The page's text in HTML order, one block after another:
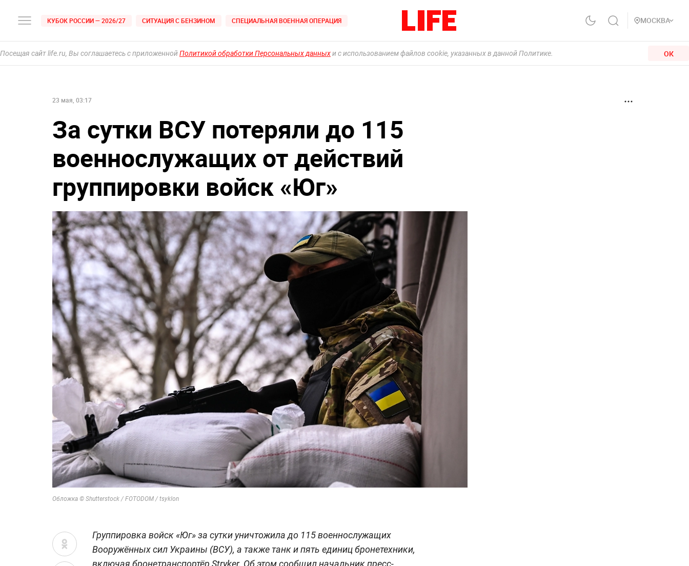
КУБОК РОССИИ — 2026/27 СИТУАЦИЯ С БЕНЗИНОМ СПЕЦИАЛЬНАЯ ВОЕННАЯ ОПЕРАЦИЯ МОСКВА
Посещая сайт life.ru, Вы соглашаетесь с приложеннойПолитикой обработки Персональных данныхи с использованием файлов cookie, указанных в данной Политике. ОК
23 мая, 03:17
За сутки ВСУ потеряли до 115
военнослужащих от действий
группировки войск «Юг»
Обложка © Shutterstock / FOTODOM / tsyklon
Группировка войск «Юг» за сутки уничтожила до 115 военнослужащих
Вооружённых сил Украины (ВСУ), а также танк и пять единиц бронетехники,
включая бронетранспортёр Stryker. Об этом сообщил начальник пресс-